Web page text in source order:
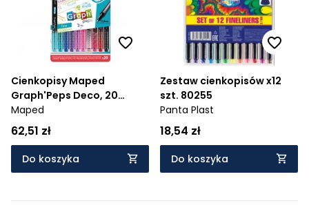
Cienkopisy Maped
Graph'Peps Deco, 20
kolorów (749051)
Maped
62,51 zł
Do koszyka
Zestaw cienkopisów x12
szt. 80255
Panta Plast
18,54 zł
Do koszyka